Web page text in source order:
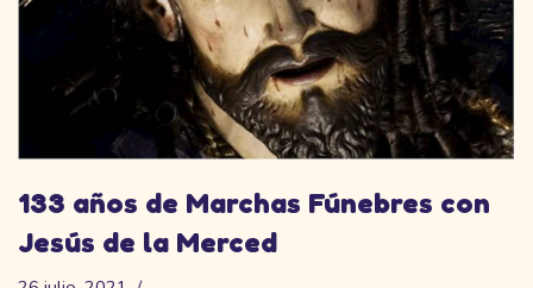
133 años de Marchas Fúnebres con
Jesús de la Merced